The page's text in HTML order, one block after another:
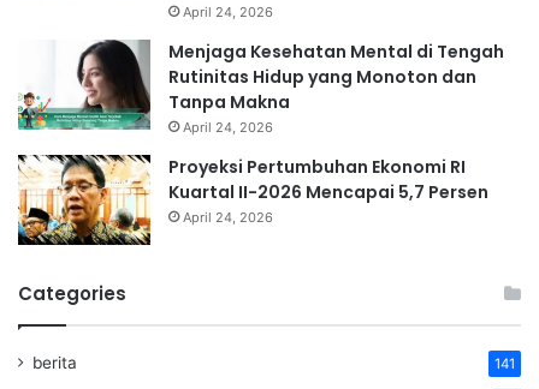
April 24, 2026
Menjaga Kesehatan Mental di Tengah
Rutinitas Hidup yang Monoton dan
Tanpa Makna
April 24, 2026
Proyeksi Pertumbuhan Ekonomi RI
Kuartal II-2026 Mencapai 5,7 Persen
April 24, 2026
Categories
berita 141